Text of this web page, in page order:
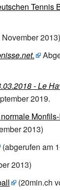
Tennis
2013)
- Le
2019.
2013)
(abgerufen am
2013)
(20min.ch